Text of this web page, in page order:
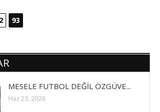
93
MESELE FUTBOL DEĞİL ÖZGÜVE...
Haz 23, 2026